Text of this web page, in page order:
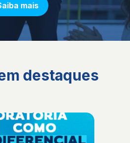
mais
destaques